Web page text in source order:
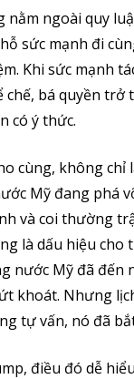
nằm ngoài quy
sức mạnh đi
Khi sức mạnh
chế, bá quyền trở
có ý thức.
cùng, không chỉ
Mỹ đang phá
và coi thường
là dấu hiệu cho
nước Mỹ đã đến
khoát. Nhưng
tự vấn, nó đã
điều đó dễ